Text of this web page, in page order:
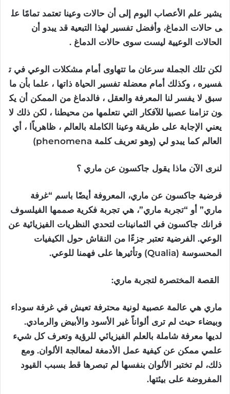
يشير علم الأعصاب اليوم إلى أن حالات وعينا تعتمد تمامًا عل
ى حالات الدماغ، وأفضل تفسير لهذا التبعية قد يبدو أن
الحالات الوعيية ليست سوى حالات الدماغ .
لكن تلك الجملة سرعان ما تتهاوى أمام مشكلات الوعي في ت
فسيره ، وكذلك أمام معضلة تفسير الحياة ذاتها ، علما بأن ما
سبق لا يفسر لنا المعرفة والعقل ، فالدماغ من الممكن أن يك
ون تزامنا عصبيا للآفكار التي نتعلمها من محيطنا ، لكن ذلك لا
يعني الإجابة على طريقة وعينا الكاملة بالعالم ، ظاهرياًا ، أي
العالم كما يبدو لي (وهو تعريف كلمة
لنرى الآن ماذا يقول جاكسون عن ماري ؟
فرضية جاكسون عن ماري، المعروفة أيضًا باسم “غرفة
ماري” أو “تجربة ماري”، هي تجربة فكرية صممها الفيلسوف
فرانك جاكسون في الثمانينات لتحدي النظريات الفيزيائية عن
الوعي. الفرضية تعتبر جزءًا من النقاش حول الكيفيات
المحسوسة (Qualia) وتأثيرها على فهمنا للوعي.
القصة المختصرة لتجربة ماري:
ماري هي عالمة عصبية لونية محترفة تعيش في غرفة سوداء
وبيضاء حيث لم ترى ألواناً غير الأسود والأبيض والرمادي.
لديها معرفة شاملة بالعلم الفيزيائي للرؤية وتعرف كل شيء
علمي ممكن عن كيفية عمل الأدمغة لمعالجة الألوان. ومع
ذلك، لم تختبر الألوان بنفسها لم تبصرها قط بسبب القيود
المفروضة على بيئتها.